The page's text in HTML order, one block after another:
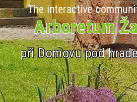
The interactive
Arboretum
při Domovu pod